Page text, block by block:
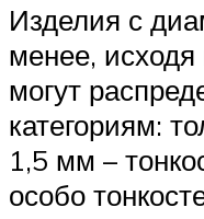
Изделия с
менее,
могут
категориям:
1,5 мм –
особо